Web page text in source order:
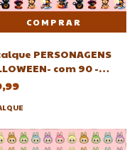
PERSONAGENS
com 90 -
Adriartes